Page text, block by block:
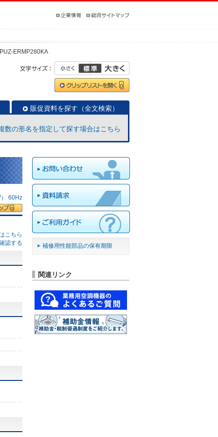
PUZ-ERMP280KA
販促資料を探す（全文検索）
数の形名を指定して探す場合はこちら
60Hz
こちら
認する
補修用性能部品の保有期限
関連リンク